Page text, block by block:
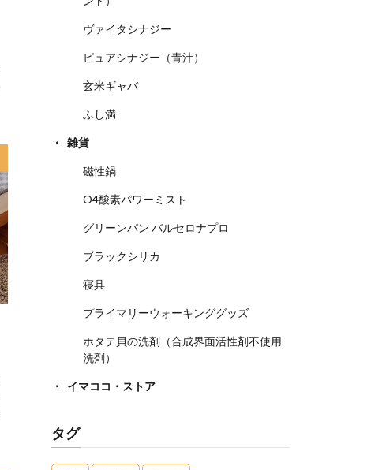
ヴァイタシナジー
ピュアシナジー（青汁）
玄米ギャバ
ふし満
雑貨
磁性鍋
O4酸素パワーミスト
グリーンパン バルセロナプロ
ブラックシリカ
寝具
プライマリーウォーキンググッズ
ホタテ貝の洗剤（合成界面活性剤不使用
洗剤）
イマココ・ストア
タグ